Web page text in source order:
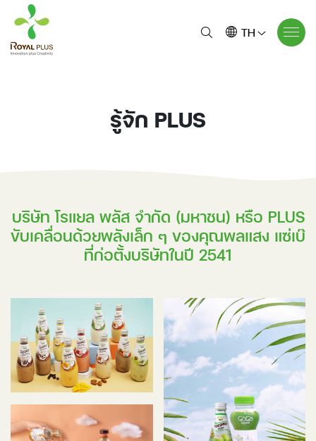
TH
รู้จัก PLUS
บริษัท โรแยล พลัส จำกัด (มหาชน) หรือ PLUS
ขับเคลื่อนด้วยพลังเล็ก ๆ ของคุณพลแสง แซ่เบ๊
ที่ก่อตั้งบริษัทในปี 2541